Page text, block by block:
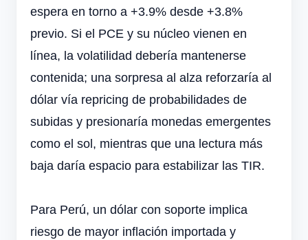
espera en torno a +3.9% desde +3.8%
previo. Si el PCE y su núcleo vienen en
línea, la volatilidad debería mantenerse
contenida; una sorpresa al alza reforzaría al
dólar vía repricing de probabilidades de
subidas y presionaría monedas emergentes
como el sol, mientras que una lectura más
baja daría espacio para estabilizar las TIR.
Para Perú, un dólar con soporte implica
riesgo de mayor inflación importada y